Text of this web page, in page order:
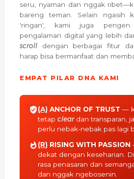
seru, nyaman dan nggak
bareng teman. Selain ngasih
'ringan', kami juga pengen
pengalaman digital yang lebih
scroll dengan berbagai fitur
harap bisa bermanfaat dan
EMPAT PILAR DNA KAMI
(A) ANCHOR OF TRUST —
tetapcleardan transparan,
perlu nebak-nebak pas lagi
(R) RISING WITH PASSION
dekat dengan keseharian.
rasa penasaran dan
dan nggak ngebosenin.